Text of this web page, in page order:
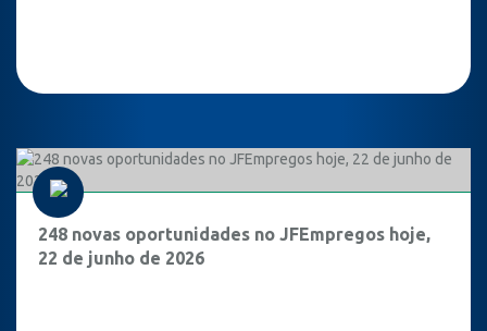
248 novas oportunidades no JFEmpregos hoje,
22 de junho de 2026